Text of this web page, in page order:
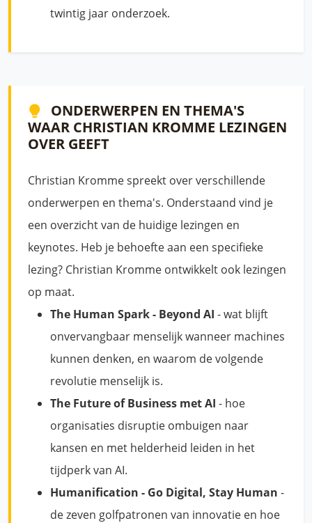
twintig jaar onderzoek.
ONDERWERPEN EN THEMA'S
WAAR CHRISTIAN KROMME LEZINGEN
OVER GEEFT
Christian Kromme spreekt over verschillende
onderwerpen en thema's. Onderstaand vind je
een overzicht van de huidige lezingen en
keynotes. Heb je behoefte aan een specifieke
lezing? Christian Kromme ontwikkelt ook lezingen
op maat.
The Human Spark - Beyond AI - wat blijft
onvervangbaar menselijk wanneer machines
kunnen denken, en waarom de volgende
revolutie menselijk is.
The Future of Business met AI - hoe
organisaties disruptie ombuigen naar
kansen en met helderheid leiden in het
tijdperk van AI.
Humanification - Go Digital, Stay Human -
de zeven golfpatronen van innovatie en hoe